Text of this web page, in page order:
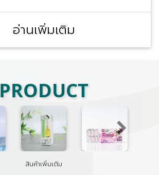
อ่านเพิ่มเติม
PRODUCT
Next
สินค้าเพิ่มเติม